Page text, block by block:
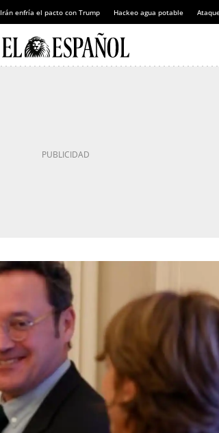
Irán enfría el pacto con Trump Hackeo agua potable